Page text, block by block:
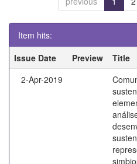
Item hits:
Issue Date
Preview Title
2-Apr-2019